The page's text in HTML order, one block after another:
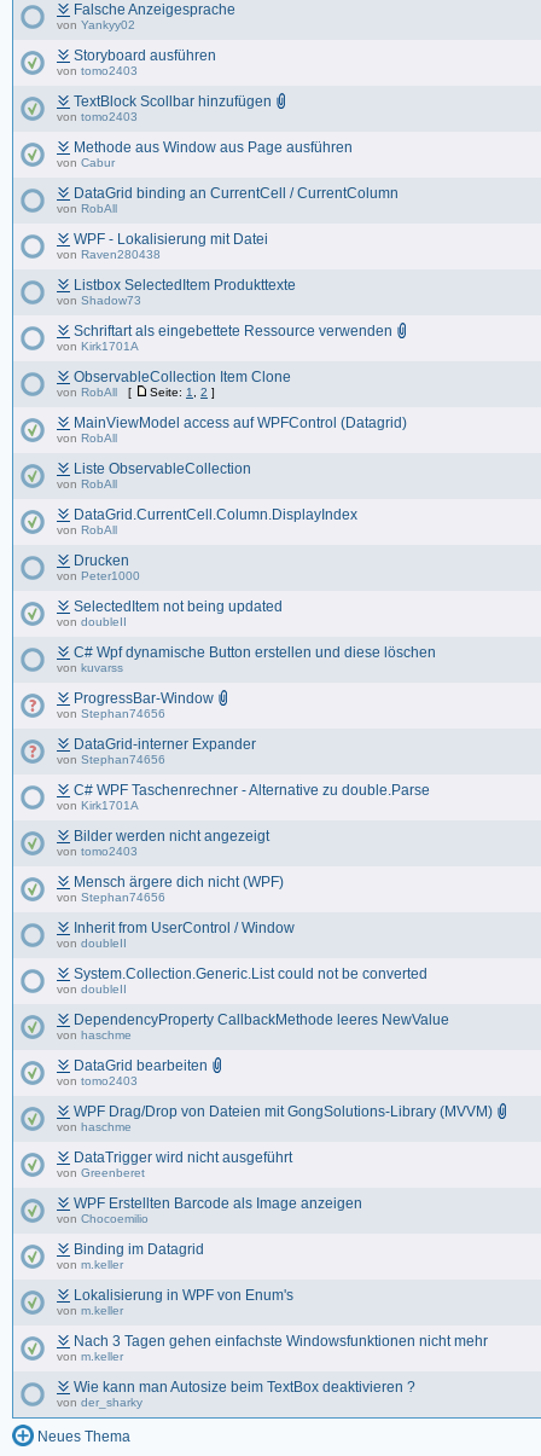
Falsche Anzeigesprache
von Yankyy02
Storyboard ausführen
von tomo2403
TextBlock Scollbar hinzufügen
von tomo2403
Methode aus Window aus Page ausführen
von Cabur
DataGrid binding an CurrentCell / CurrentColumn
von RobAll
WPF - Lokalisierung mit Datei
von Raven280438
Listbox SelectedItem Produkttexte
von Shadow73
Schriftart als eingebettete Ressource verwenden
von Kirk1701A
ObservableCollection Item Clone
von RobAll [ Seite: 1 2 ]
MainViewModel access auf WPFControl (Datagrid)
von RobAll
Liste ObservableCollection
von RobAll
DataGrid.CurrentCell.Column.DisplayIndex
von RobAll
Drucken
von Peter1000
SelectedItem not being updated
von doubleII
C# Wpf dynamische Button erstellen und diese löschen
von kuvarss
ProgressBar-Window
von Stephan74656
DataGrid-interner Expander
von Stephan74656
C# WPF Taschenrechner - Alternative zu double.Parse
von Kirk1701A
Bilder werden nicht angezeigt
von tomo2403
Mensch ärgere dich nicht (WPF)
von Stephan74656
Inherit from UserControl / Window
von doubleII
System.Collection.Generic.List could not be converted
von doubleII
DependencyProperty CallbackMethode leeres NewValue
von haschme
DataGrid bearbeiten
von tomo2403
WPF Drag/Drop von Dateien mit GongSolutions-Library (MVVM)
von haschme
DataTrigger wird nicht ausgeführt
von Greenberet
WPF Erstellten Barcode als Image anzeigen
von Chocoemilio
Binding im Datagrid
von m.keller
Lokalisierung in WPF von Enum's
von m.keller
Nach 3 Tagen gehen einfachste Windowsfunktionen nicht mehr
von m.keller
Wie kann man Autosize beim TextBox deaktivieren ?
von der_sharky
Neues Thema